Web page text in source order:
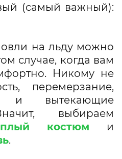
(самый важный):
на льду можно
случае, когда вам
Никому не
перемерзание,
и вытекающие
выбираем
костюм и
.